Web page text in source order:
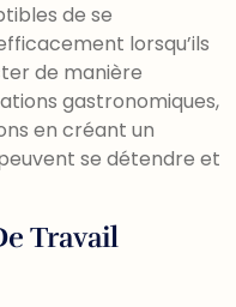
de se
lorsqu’ils
de manière
gastronomiques,
en créant un
se détendre et
Travail